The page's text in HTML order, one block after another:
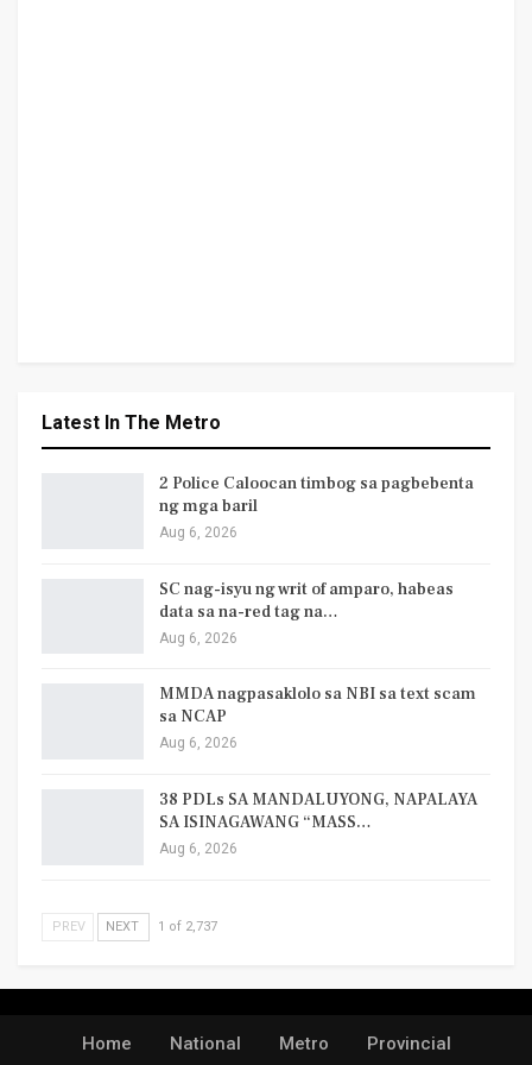
Latest In The Metro
2 Police Caloocan timbog sa pagbebenta
ng mga baril
Aug 6, 2026
SC nag-isyu ng writ of amparo, habeas
data sa na-red tag na…
Aug 6, 2026
MMDA nagpasaklolo sa NBI sa text scam
sa NCAP
Aug 6, 2026
38 PDLs SA MANDALUYONG, NAPALAYA
SA ISINAGAWANG “MASS…
Aug 6, 2026
PREV NEXT 1 of 2,737
Home National Metro Provincial